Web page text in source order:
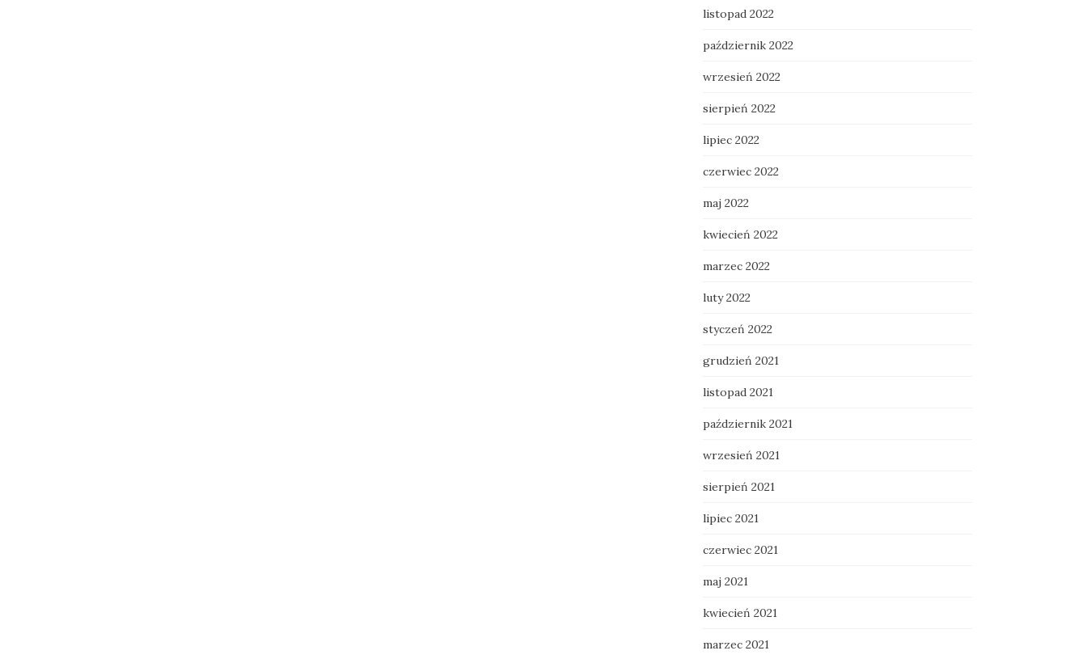
listopad 2022
październik 2022
wrzesień 2022
sierpień 2022
lipiec 2022
czerwiec 2022
maj 2022
kwiecień 2022
marzec 2022
luty 2022
styczeń 2022
grudzień 2021
listopad 2021
październik 2021
wrzesień 2021
sierpień 2021
lipiec 2021
czerwiec 2021
maj 2021
kwiecień 2021
marzec 2021